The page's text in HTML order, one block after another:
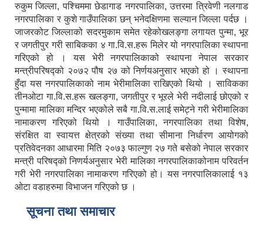
रुकुम जिल्ला, पश्चिममा छेडागाड नगरपालिका, उत्तरमा त्रिवेणी नलगाड
नगरपालिका र कुशे गाउँपालिका छन् भनेदक्षिणमा सल्यान जिल्ला पर्दछ ।
जाजरकोट जिल्लाको सदरमुकाम समेत रहेकोखलङ्गा लगायत पुन्मा, भूर
र जगतीपुर गरी साबिकका ४ गा.वि.स.हरू मिलेर यो नगरपालिका स्थापना
गरिएको हो । यस भेरी नगरपालिकाको स्थापना नेपाल सरकार
मन्त्रीपरिषद्को २०७२ पौष २७ को निर्णयअनुसार भएको हो । स्थापना
हुँदा यस नगरपालिकाको नाम भेरीमालिका राखिएको थियो । साविकका
तीनओटा गा.वि.स.हरू खलङ्गा, जगतीपुर र भूरले भेरी नदीलाई छोएको र
पुन्मामा मालिका मन्दिर भएकोले सबै गा.वि.स.लाई समेट्ने गरी भेरीमालिका
नामाकरण गरिएको थियो । गाउँपालिका, नगरपालिका तथा विशेष,
संरक्षित वा स्वायत्त क्षेत्रको संख्या तथा सीमाना निर्धारण आयोगको
प्रतिवेदनका आधारमा मिति २०७३ फाल्गुण २७ गते बसेको नेपाल सरकार
मन्त्री परिषद्को निणर्यअनुसार भेरी मालिका नगरपालिकाकोनाम परिवर्तन
गरी भेरी नगरपालिका नामाकरण गरिएको हो। यस नगरपालिकालाई १३
ओटा वडाहरुमा विभाजन गरिएको छ ।
सूचना तथा समाचार